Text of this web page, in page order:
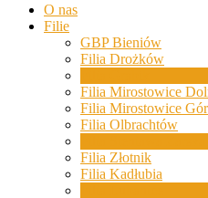
O nas
Filie
GBP Bieniów
Filia Drożków
Filia Mirostowice
Filia Mirostowice
Filia Olbrachtów
Filia Złotnik
Filia Kadłubia